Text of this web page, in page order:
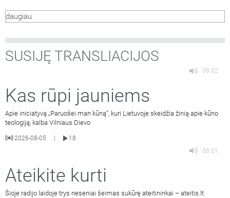
daugiau
SUSIJĘ TRANSLIACIJOS
39:02
Kas rūpi jauniems
Apie iniciatyvą „Paruošei man kūną“, kuri Lietuvoje skeidžia žinią apie kūno
teologiją, kalba Vilniaus Dievo
2026-08-05
18
38:01
Ateikite kurti
Šioje radijo laidoje trys neseniai šeimas sukūrę ateitininkai – ateitis.lt